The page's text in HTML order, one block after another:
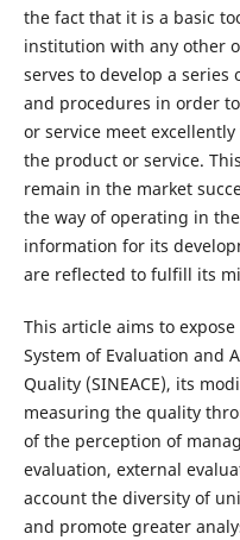
the fact that it is a basic
institution with any other
serves to develop a
and procedures in order
or service meet
the product or service.
remain in the market
the way of operating in
information for its
are reflected to fulfill its
This article aims to
System of Evaluation and
Quality (SINEACE), its
measuring the quality
of the perception of
evaluation, external
account the diversity of
and promote greater